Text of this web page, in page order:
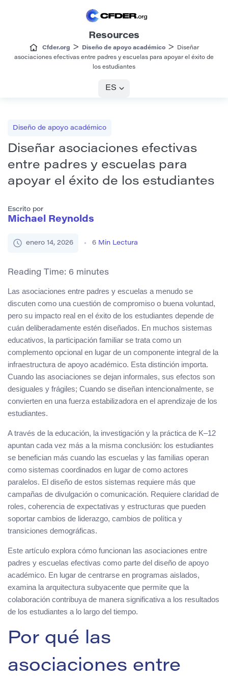
Resources
Cfder.org > Diseño de apoyo académico>
Diseñar
asociaciones efectivas entre padres y escuelas para apoyar el éxito de
los estudiantes
ES
Diseño de apoyo académico
Diseñar asociaciones efectivas
entre padres y escuelas para
apoyar el éxito de los estudiantes
Escrito por
Michael Reynolds
enero 14, 2026 6 Min Lectura
Reading Time: 6 minutes
Las asociaciones entre padres y escuelas a menudo se
discuten como una cuestión de compromiso o buena voluntad,
pero su impacto real en el éxito de los estudiantes depende de
cuán deliberadamente estén diseñados. En muchos sistemas
educativos, la participación familiar se trata como un
complemento opcional en lugar de un componente integral de la
infraestructura de apoyo académico. Esta distinción importa.
Cuando las asociaciones se dejan informales, sus efectos son
desiguales y frágiles; Cuando se diseñan intencionalmente, se
convierten en una fuerza estabilizadora en el aprendizaje de los
estudiantes.
A través de la educación, la investigación y la práctica de K–12
apuntan cada vez más a la misma conclusión: los estudiantes
se benefician más cuando las escuelas y las familias operan
como sistemas coordinados en lugar de como actores
paralelos. El diseño de estos sistemas requiere más que
campañas de divulgación o comunicación. Requiere claridad de
roles, coherencia de expectativas y estructuras que pueden
soportar cambios de liderazgo, cambios de política y
transiciones demográficas.
Este artículo explora cómo funcionan las asociaciones entre
padres y escuelas efectivas como parte del diseño de apoyo
académico. En lugar de centrarse en programas aislados,
examina la arquitectura subyacente que permite que la
colaboración contribuya de manera significativa a los resultados
de los estudiantes a lo largo del tiempo.
Por qué las
asociaciones entre